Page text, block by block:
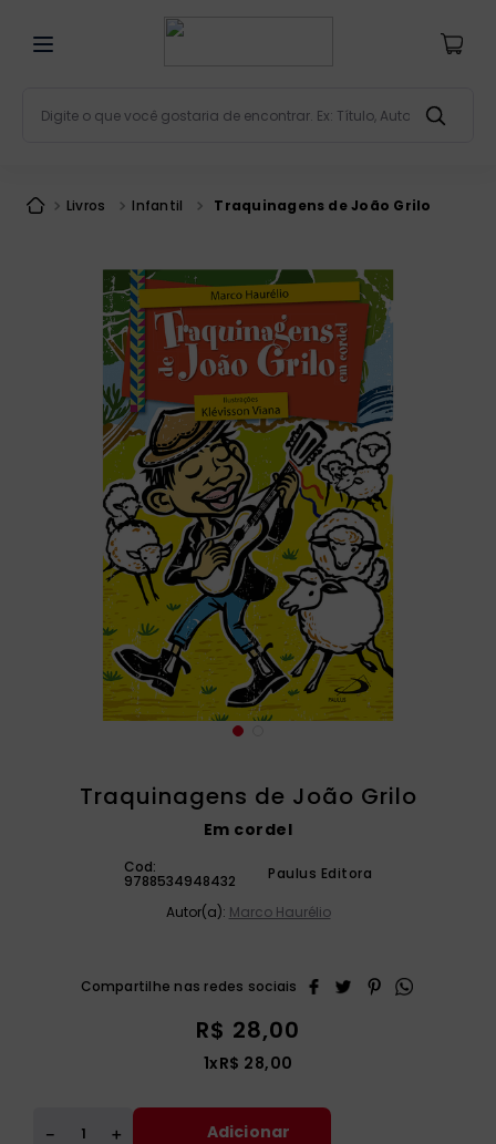
Livros Infantil Traquinagens de João Grilo
Traquinagens de João Grilo
Em cordel
Cod:
9788534948432 Paulus Editora
Autor(a): Marco Haurélio
R$ 28,00
1xR$ 28,00
＋
－ Adicionar
são miguel
terço
bíblia jerusalém
imagens
patristica
biblia pastoral
catequese
bíblia ave maria